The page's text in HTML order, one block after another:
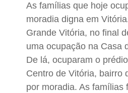
As famílias que hoje
moradia digna em
Grande Vitória, no final
uma ocupação na Casa
De lá, ocuparam o
Centro de Vitória, bairro
por moradia. As famílias